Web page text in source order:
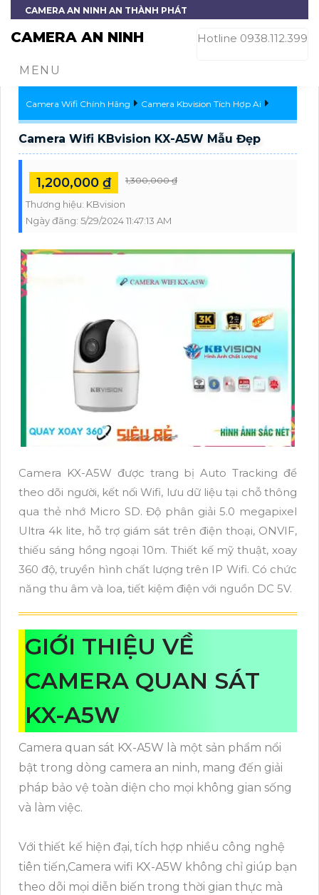
CAMERA AN NINH AN THÀNH PHÁT
CAMERA AN NINH Hotline 0938.112.399
MENU
Camera Wifi Chính Hãng Camera Kbvision Tích Hợp Ai
Camera Wifi KBvision KX-A5W Mẫu Đẹp
1,200,000 ₫ 1,300,000 ₫
Thương hiệu: KBvision
Ngày đăng: 5/29/2024 11:47:13 AM
Camera KX-A5W được trang bị Auto Tracking để
theo dõi người, kết nối Wifi, lưu dữ liệu tại chỗ thông
qua thẻ nhớ Micro SD. Độ phân giải 5.0 megapixel
Ultra 4k lite, hỗ trợ giám sát trên điện thoại, ONVIF,
thiếu sáng hồng ngoại 10m. Thiết kế mỹ thuật, xoay
360 độ, truyền hình chất lượng trên IP Wifi. Có chức
năng thu âm và loa, tiết kiệm điện với nguồn DC 5V.
GIỚI THIỆU VỀ
CAMERA QUAN SÁT
KX-A5W
Camera quan sát KX-A5W là một sản phẩm nổi
bật trong dòng camera an ninh, mang đến giải
pháp bảo vệ toàn diện cho mọi không gian sống
và làm việc.
Với thiết kế hiện đại, tích hợp nhiều công nghệ
tiên tiến,Camera wifi KX-A5W không chỉ giúp bạn
theo dõi mọi diễn biến trong thời gian thực mà